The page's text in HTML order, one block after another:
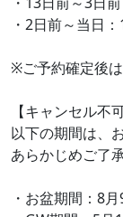
・2日前～当日
※ご予約確定後
【キャンセル不
以下の期間は、
あらかじめご了
・お盆期間：8